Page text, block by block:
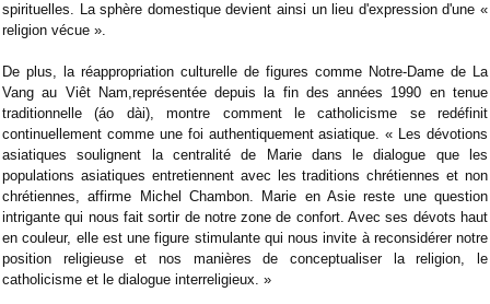
spirituelles. La sphère domestique devient ainsi un lieu d'expression d'une «
religion vécue ».
De plus, la réappropriation culturelle de figures comme Notre-Dame de La
Vang au Viêt Nam,représentée depuis la fin des années 1990 en tenue
traditionnelle (áo dài), montre comment le catholicisme se redéfinit
continuellement comme une foi authentiquement asiatique. « Les dévotions
asiatiques soulignent la centralité de Marie dans le dialogue que les
populations asiatiques entretiennent avec les traditions chrétiennes et non
chrétiennes, affirme Michel Chambon. Marie en Asie reste une question
intrigante qui nous fait sortir de notre zone de confort. Avec ses dévots haut
en couleur, elle est une figure stimulante qui nous invite à reconsidérer notre
position religieuse et nos manières de conceptualiser la religion, le
catholicisme et le dialogue interreligieux. »